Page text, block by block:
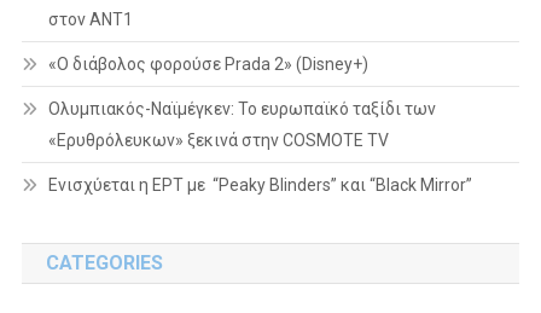
στον ΑΝΤ1
«Ο διάβολος φορούσε Prada 2» (Disney+)
Ολυμπιακός-Ναϊμέγκεν: Το ευρωπαϊκό ταξίδι των
«Ερυθρόλευκων» ξεκινά στην COSMOTE TV
Ενισχύεται η ΕΡΤ με “Peaky Blinders” και “Black Mirror”
CATEGORIES